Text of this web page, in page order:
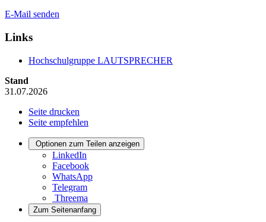
E-Mail senden
Links
Hochschulgruppe LAUTSPRECHER
Stand
31.07.2026
Seite drucken
Seite empfehlen
Optionen zum Teilen anzeigen
LinkedIn
Facebook
WhatsApp
Telegram
Threema
Zum Seitenanfang